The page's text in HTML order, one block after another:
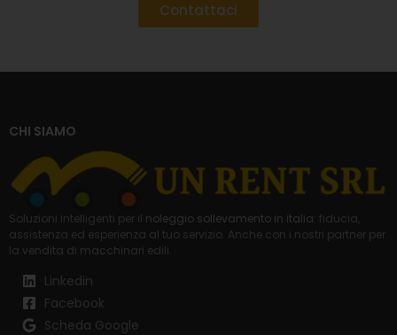
Contattaci
CHI SIAMO
Soluzioni intelligenti per il noleggio sollevamento in italia : fiducia,
assistenza ed esperienza al tuo servizio. Anche con i nostri partner per
la vendita di macchinari edili
Linkedin
Facebook
Scheda Google